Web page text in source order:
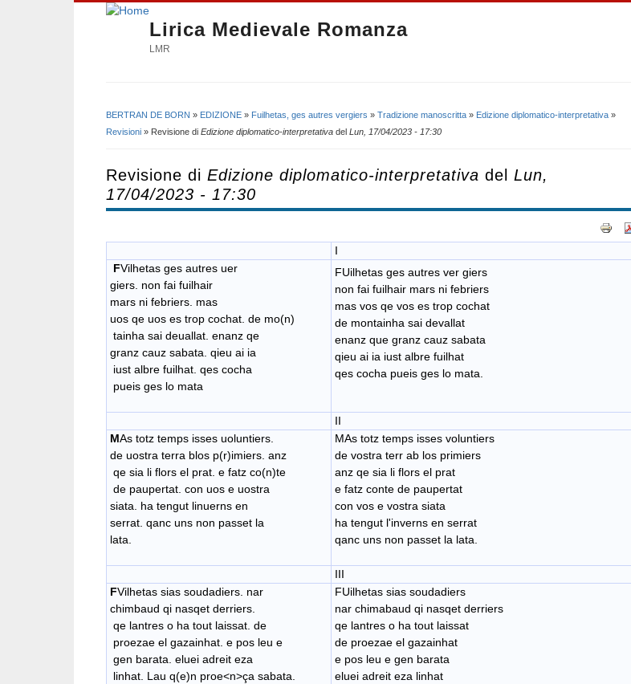
Lirica Medievale Romanza
LMR
Tu sei qui
BERTRAN DE BORN » EDIZIONE » Fuilhetas, ges autres vergiers » Tradizione manoscritta » Edizione diplomatico-interpretativa »
Revisioni » Revisione di Edizione diplomatico-interpretativa del Lun, 17/04/2023 - 17:30
Revisione di Edizione diplomatico-interpretativa del Lun,
17/04/2023 - 17:30
I
FVilhetas ges autres uer
giers. non fai fuilhair
mars ni febriers. mas
uos qe uos es trop cochat. de mo(n)
tainha sai deuallat. enanz qe
granz cauz sabata. qieu ai ia
iust albre fuilhat. qes cocha
pueis ges lo mata
FUilhetas ges autres ver giers
non fai fuilhair mars ni febriers
mas vos qe vos es trop cochat
de montainha sai devallat
enanz que granz cauz sabata
qieu ai ia iust albre fuilhat
qes cocha pueis ges lo mata.
II
MAs totz temps isses uoluntiers.
de uostra terra blos p(r)imiers. anz
qe sia li flors el prat. e fatz co(n)te
de paupertat. con uos e uostra
siata. ha tengut linuerns en
serrat. qanc uns non passet la
lata.
MAs totz temps isses voluntiers
de vostra terr ab los primiers
anz qe sia li flors el prat
e fatz conte de paupertat
con vos e vostra siata
ha tengut l'inverns en serrat
qanc uns non passet la lata.
III
FVilhetas sias soudadiers. nar
chimbaud qi nasqet derriers.
qe lantres o ha tout laissat. de
proezae el gazainhat. e pos leu e
gen barata. eluei adreit eza
linhat. Lau q(e)n proe<n>ça sabata.
FUilhetas sias soudadiers
nar chimabaud qi nasqet derriers
qe lantres o ha tout laissat
de proezae el gazainhat
e pos leu e gen barata
eluei adreit eza linhat